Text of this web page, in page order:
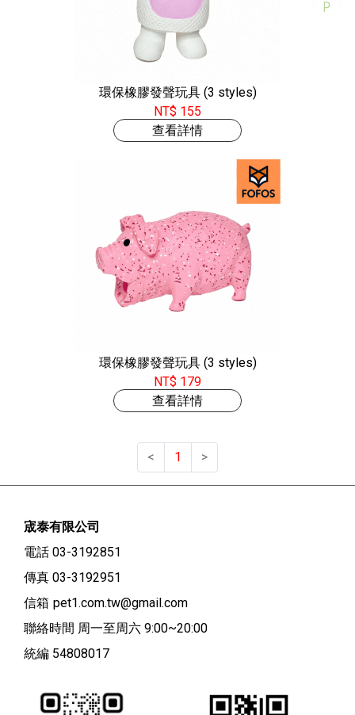
環保橡膠發聲玩具 (3 styles)
NT$ 155
查看詳情
環保橡膠發聲玩具 (3 styles)
NT$ 179
查看詳情
< 1 >
宬泰有限公司
電話 03-3192851
傳真 03-3192951
信箱 pet1.com.tw@gmail.com
聯絡時間 周一至周六 9:00~20:00
統編 54808017